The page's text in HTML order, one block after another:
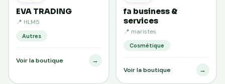
EVA TRADING
📍 HLM5
Autres
Voir la boutique →
fa business &
services
📍 maristes
Cosmétique
Voir la boutique →